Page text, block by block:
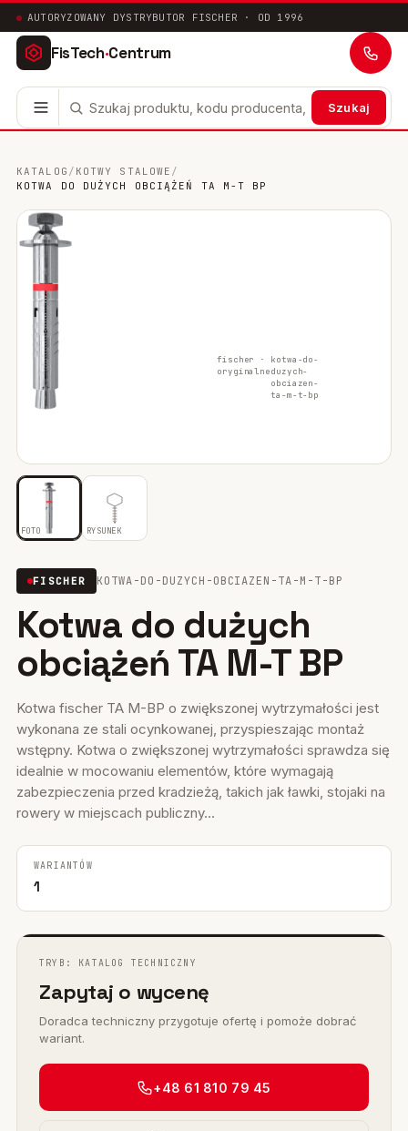
AUTORYZOWANY DYSTRYBUTOR FISCHER · OD 1996
FisTech·Centrum
Szukaj
Mocowania ramowe
Mocowania uniwersalne
Systemy instalacyjne
Mocowania w pustych przestrzeniach
Mocowania sanitarne
Mocowania do rusztowań
Wiertła i narzędzia
Mocowania elektryczne
Wkręty
Firestop
Systemy fasadowe
KATALOG / KOTWY STALOWE /
KOTWA DO DUŻYCH OBCIĄŻEŃ TA M-T BP
FOTO RYSUNEK
fischer ·
oryginalne
kotwa-do-
duzych-
obciazen-
ta-m-t-bp
FISCHER KOTWA-DO-DUZYCH-OBCIAZEN-TA-M-T-BP
Kotwa do dużych
obciążeń TA M-T BP
Kotwa fischer TA M-BP o zwiększonej wytrzymałości jest
wykonana ze stali ocynkowanej, przyspieszając montaż
wstępny. Kotwa o zwiększonej wytrzymałości sprawdza się
idealnie w mocowaniu elementów, które wymagają
zabezpieczenia przed kradzieżą, takich jak ławki, stojaki na
rowery w miejscach publiczny...
WARIANTÓW
1
TRYB: KATALOG TECHNICZNY
Zapytaj o wycenę
Doradca techniczny przygotuje ofertę i pomoże dobrać
wariant.
+48 61 810 79 45